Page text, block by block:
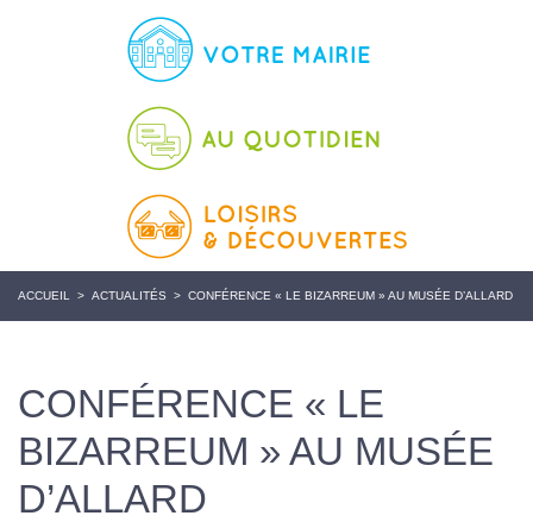
ACCUEIL > ACTUALITÉS > CONFÉRENCE « LE BIZARREUM » AU MUSÉE D’ALLARD
CONFÉRENCE « LE
BIZARREUM » AU MUSÉE
D’ALLARD